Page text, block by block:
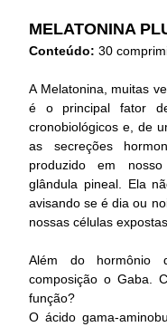
MELATONINA
Conteúdo: 30
A Melatonina, muitas
é o principal fator
cronobiológicos e, de
as secreções
produzido em
glândula pineal. Ela
avisando se é dia ou
nossas células
Além do hormônio
composição o Gaba.
função?
O ácido gama-